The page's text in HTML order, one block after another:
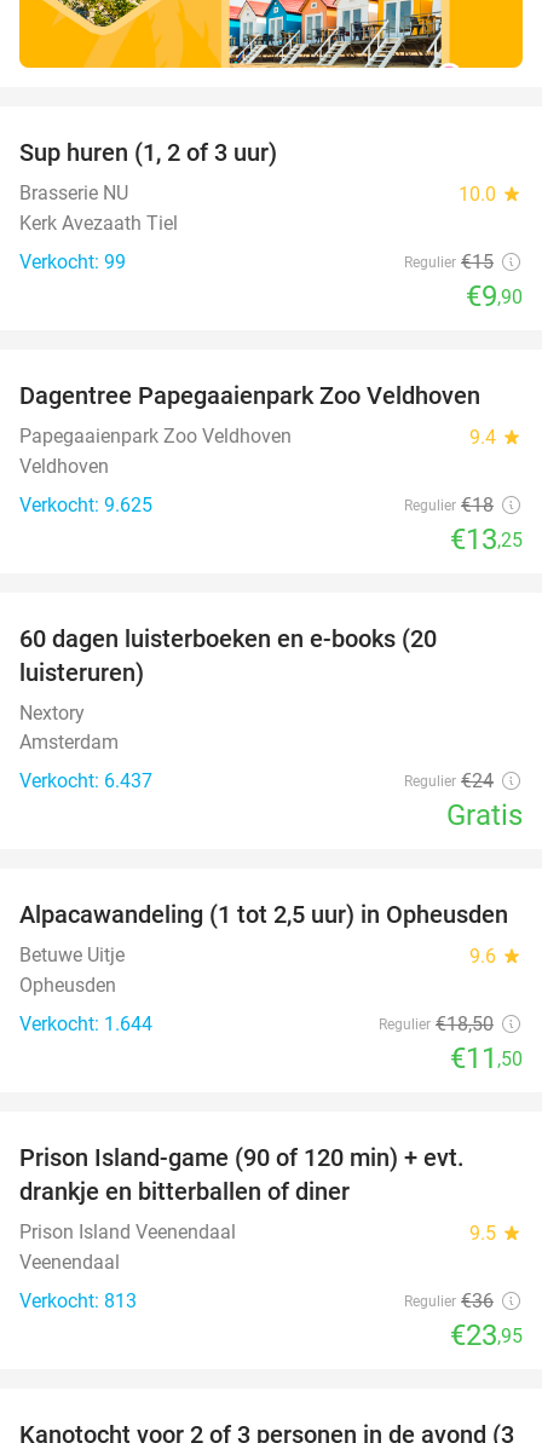
Sup huren (1, 2 of 3 uur)
Brasserie NU 10.0 star
Kerk Avezaath Tiel
Verkocht: 99
Regulier €15
€9,90
26%
Dagentree Papegaaienpark Zoo Veldhoven
Papegaaienpark Zoo Veldhoven 9.4 star
Veldhoven
Verkocht: 9.625
Regulier €18
€13,25
60 dagen luisterboeken en e-books (20
luisteruren)
Nextory
Amsterdam
Verkocht: 6.437
Regulier €24
Gratis
38%
Alpacawandeling (1 tot 2,5 uur) in Opheusden
Betuwe Uitje 9.6 star
Opheusden
Verkocht: 1.644
Regulier €18,50
€11 ,50
Prison Island-game (90 of 120 min) + evt.
drankje en bitterballen of diner
Prison Island Veenendaal 9.5 star
Veenendaal
Verkocht: 813
Regulier €36
€23,95
Kanotocht voor 2 of 3 personen in de avond (3